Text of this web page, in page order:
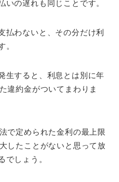
いの遅れも同じことです。
払わないと、その分だけ利
。
生すると、利息とは別に年
違約金がついてまわりま
で定められた金利の最上限
したことがないと思って放
でしょう。